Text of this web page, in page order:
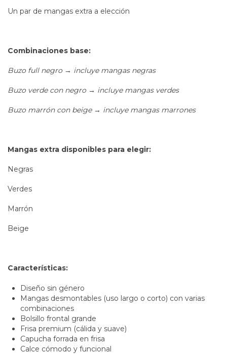
Un par de mangas extra a elección
Combinaciones base:
Buzo full negro → incluye mangas negras
Buzo verde con negro → incluye mangas verdes
Buzo marrón con beige → incluye mangas marrones
Mangas extra disponibles para elegir:
Negras
Verdes
Marrón
Beige
Características:
Diseño sin género
Mangas desmontables (uso largo o corto) con varias
combinaciones
Bolsillo frontal grande
Frisa premium (cálida y suave)
Capucha forrada en frisa
Calce cómodo y funcional